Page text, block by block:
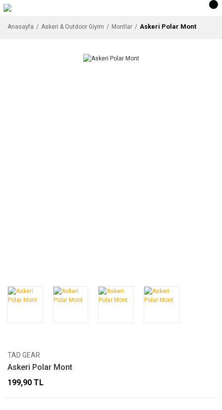
Anasayfa Askeri & Outdoor Giyim Montlar Askeri Polar Mont
TAD GEAR
Askeri Polar Mont
199,90 TL